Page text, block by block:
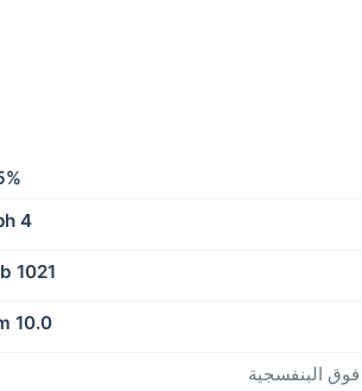
4 kph
1021 mb
10.0 km
البنفسجية